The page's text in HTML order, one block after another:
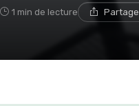
1 min de lecture